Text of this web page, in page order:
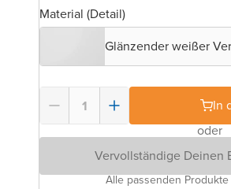
Material (Detail)
Glänzender weißer
In
oder
Vervollständige Deinen
Alle passenden